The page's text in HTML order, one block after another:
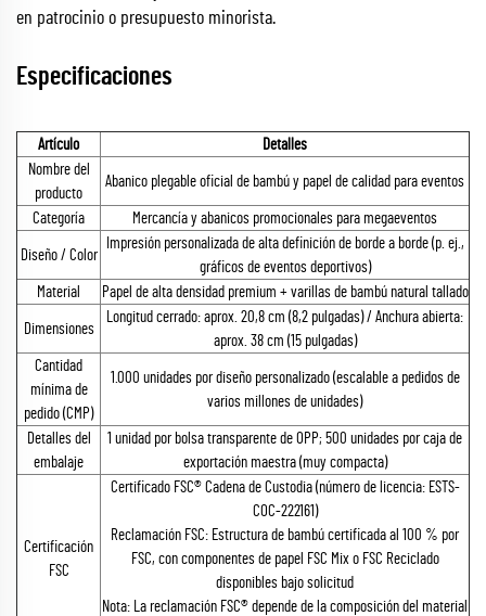
en patrocinio o presupuesto minorista.
Especificaciones
Artículo
Detalles
Nombre del
producto
Abanico plegable oficial de bambú y papel de calidad para eventos
Categoría Mercancía y abanicos promocionales para megaeventos
Diseño / Color
Impresión personalizada de alta definición de borde a borde (p. ej.,
gráficos de eventos deportivos)
Material
Papel de alta densidad premium + varillas de bambú natural tallado
Dimensiones
Longitud cerrado: aprox. 20,8 cm (8,2 pulgadas) / Anchura abierta:
aprox. 38 cm (15 pulgadas)
Cantidad
mínima de
pedido (CMP)
1.000 unidades por diseño personalizado (escalable a pedidos de
varios millones de unidades)
Detalles del
embalaje
1 unidad por bolsa transparente de OPP; 500 unidades por caja de
exportación maestra (muy compacta)
Certificación
FSC
Certificado FSC® Cadena de Custodia (número de licencia: ESTS-
COC-222161)
Reclamación FSC: Estructura de bambú certificada al 100 % por
FSC, con componentes de papel FSC Mix o FSC Reciclado
disponibles bajo solicitud
Nota: La reclamación FSC® depende de la composición del material